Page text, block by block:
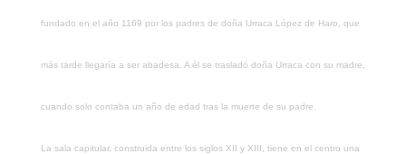
fundado en el año 1169 por los padres de doña Urraca López de Haro, que
más tarde llegaría a ser abadesa. A él se trasladó doña Urraca con su madre,
cuando solo contaba un año de edad tras la muerte de su padre.
La sala capitular, construida entre los siglos XII y XIII, tiene en el centro una